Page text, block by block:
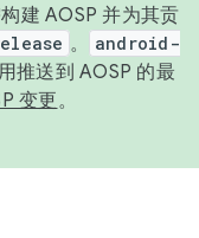
建 AOSP 并为其贡
。
android-
推送到 AOSP 的最
变更。